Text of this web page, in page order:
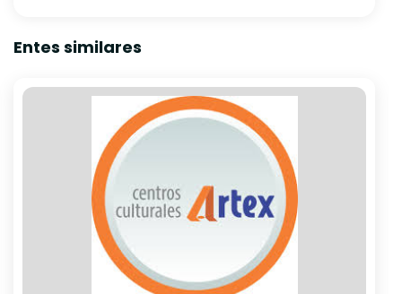
Entes similares